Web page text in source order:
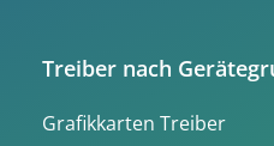
Treiber nach
Grafikkarten Treiber